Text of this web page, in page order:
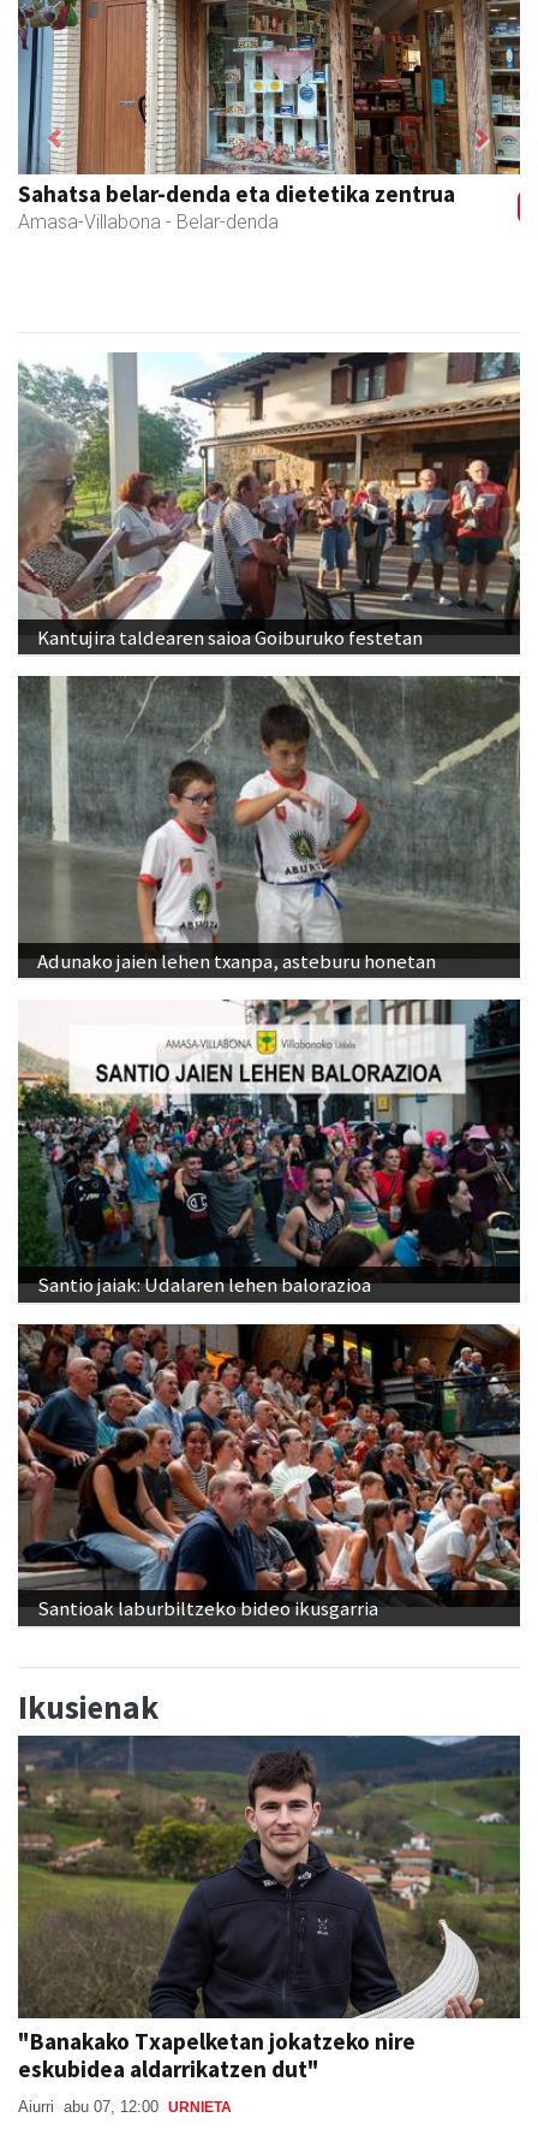
Eizmendi anaiak
Amasa-Villabona - Armategia
Previous Next
Kantujira taldearen saioa Goiburuko festetan
Adunako jaien lehen txanpa, asteburu honetan
Santio jaiak: Udalaren lehen balorazioa
Santioak laburbiltzeko bideo ikusgarria
Ikusienak
"Banakako Txapelketan jokatzeko nire
eskubidea aldarrikatzen dut"
Aiurri abu 07, 12:00 URNIETA